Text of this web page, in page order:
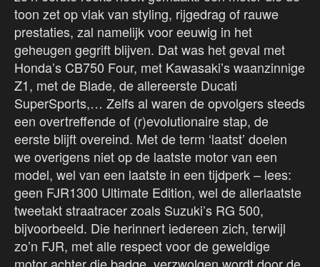
toon zet op vlak van styling, rijgedrag of rauwe
prestaties, zal namelijk voor eeuwig in het
geheugen gegrift blijven. Dat was het geval met
Honda’s CB750 Four, met Kawasaki’s waanzinnige
Z1, met de Blade, de allereerste Ducati
SuperSports,… Zelfs al waren de opvolgers steeds
een overtreffende of (r)evolutionaire stap, de
eerste blijft overeind. Met de term ‘laatst’ doelen
we overigens niet op de laatste motor van een
model, wel van een laatste in een tijdperk – lees:
geen FJR1300 Ultimate Edition, wel de allerlaatste
tweetakt straatracer zoals Suzuki’s RG 500,
bijvoorbeeld. Die herinnert iedereen zich, terwijl
zo’n FJR, met alle respect voor de geweldige